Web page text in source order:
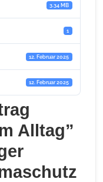
3.34 MB
1
12. Februar 2025
12. Februar 2025
Alltag”